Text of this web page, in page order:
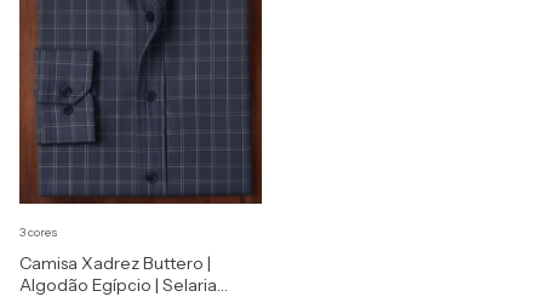
Camisa Xadrez Buttero |
Algodão Egípcio | Selaria
3 cores